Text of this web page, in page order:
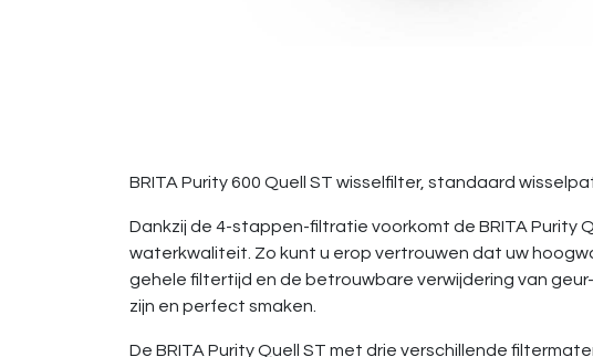
BRITA Purity 600 Quell ST wisselfilter, standaard
Dankzij de 4-stappen-filtratie voorkomt de BRITA
waterkwaliteit. Zo kunt u erop vertrouwen dat uw
gehele filtertijd en de betrouwbare verwijdering van
zijn en perfect smaken.
De BRITA Purity Quell ST met drie verschillende